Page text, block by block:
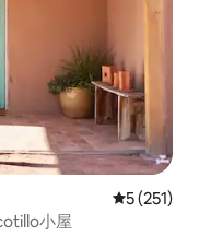
平均评分 5
5 (251)
小屋